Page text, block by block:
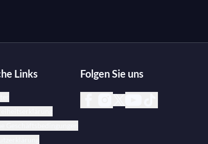
Links Folgen Sie uns